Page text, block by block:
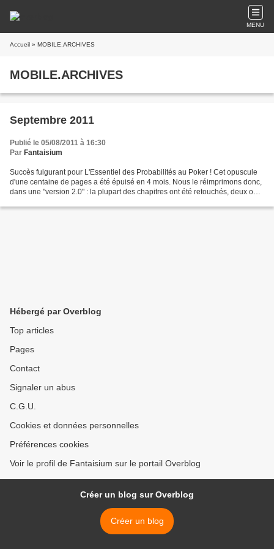
MENU
Accueil » MOBILE.ARCHIVES
MOBILE.ARCHIVES
Septembre 2011
Publié le 05/08/2011 à 16:30
Par Fantaisium
Succès fulgurant pour L'Essentiel des Probabilités au Poker ! Cet opuscule
d'une centaine de pages a été épuisé en 4 mois. Nous le réimprimons donc,
dans une "version 2.0" : la plupart des chapitres ont été retouchés, deux ont
Hébergé par Overblog
Top articles
Pages
Contact
Signaler un abus
C.G.U.
Cookies et données personnelles
Préférences cookies
Voir le profil de Fantaisium sur le portail Overblog
Créer un blog sur Overblog
Créer un blog